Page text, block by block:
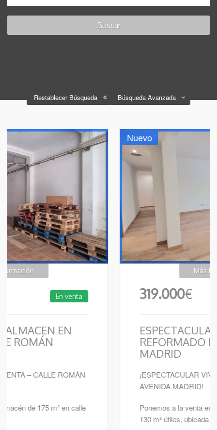
Búsqueda Avanzada
Restablecer Búsqueda
319.000€ En venta
ESPECTACULAR PISO
REFORMADO EN AVENIDA
¡ESPECTACULAR VIVIENDA A ESTRENAR EN
Ponemos a la venta esta magnífica vivienda de